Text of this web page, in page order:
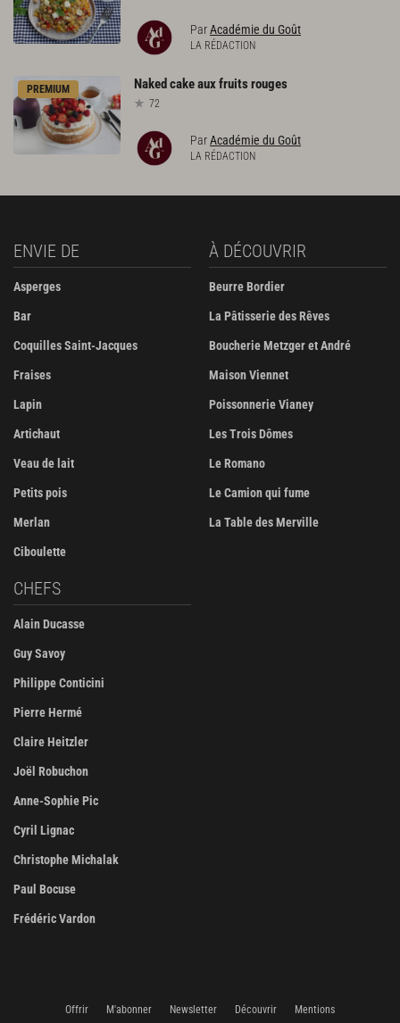
ParAcadémie du Goût
LA RÉDACTION
PREMIUM Naked cakeauxfruitsrouges
72
ParAcadémie du Goût
LA RÉDACTION
ENVIE DE
Asperges
Bar
Coquilles Saint-Jacques
Fraises
Lapin
Artichaut
Veau de lait
Petits pois
Merlan
Ciboulette
À DÉCOUVRIR
Beurre Bordier
La Pâtisserie des Rêves
Boucherie Metzger et André
Maison Viennet
Poissonnerie Vianey
Les Trois Dômes
Le Romano
Le Camion qui fume
La Table des Merville
CHEFS
Alain Ducasse
Guy Savoy
Philippe Conticini
Pierre Hermé
Claire Heitzler
Joël Robuchon
Anne-Sophie Pic
Cyril Lignac
Christophe Michalak
Paul Bocuse
Frédéric Vardon
Offrir M'abonner Newsletter Découvrir Mentions